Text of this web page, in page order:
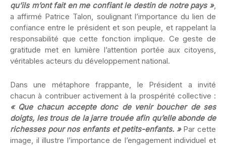
qu’ils m’ont fait en me confiant le destin de notre pays »,
a affirmé Patrice Talon, soulignant l’importance du lien de
confiance entre le président et son peuple, et rappelant la
responsabilité que cette fonction implique. Ce geste de
gratitude met en lumière l’attention portée aux citoyens,
véritables acteurs du développement national.
Dans une métaphore frappante, le Président a invité
chacun à contribuer activement à la prospérité collective :
« Que chacun accepte donc de venir boucher de ses
doigts, les trous de la jarre trouée afin qu’elle abonde de
richesses pour nos enfants et petits-enfants. » Par cette
image, il illustre l’importance de l’engagement individuel et